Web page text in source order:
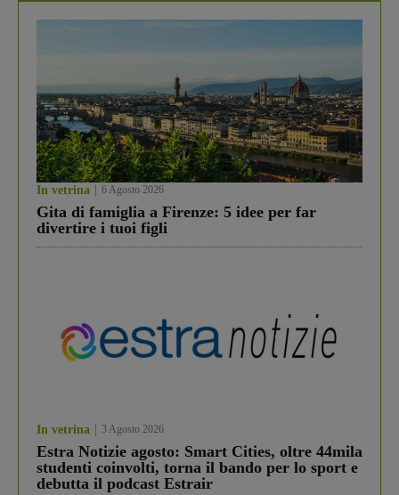
In vetrina 6 Agosto 2026
Gita di famiglia a Firenze: 5 idee per far
divertire i tuoi figli
In vetrina 3 Agosto 2026
Estra Notizie agosto: Smart Cities, oltre 44mila
studenti coinvolti, torna il bando per lo sport e
debutta il podcast Estrair